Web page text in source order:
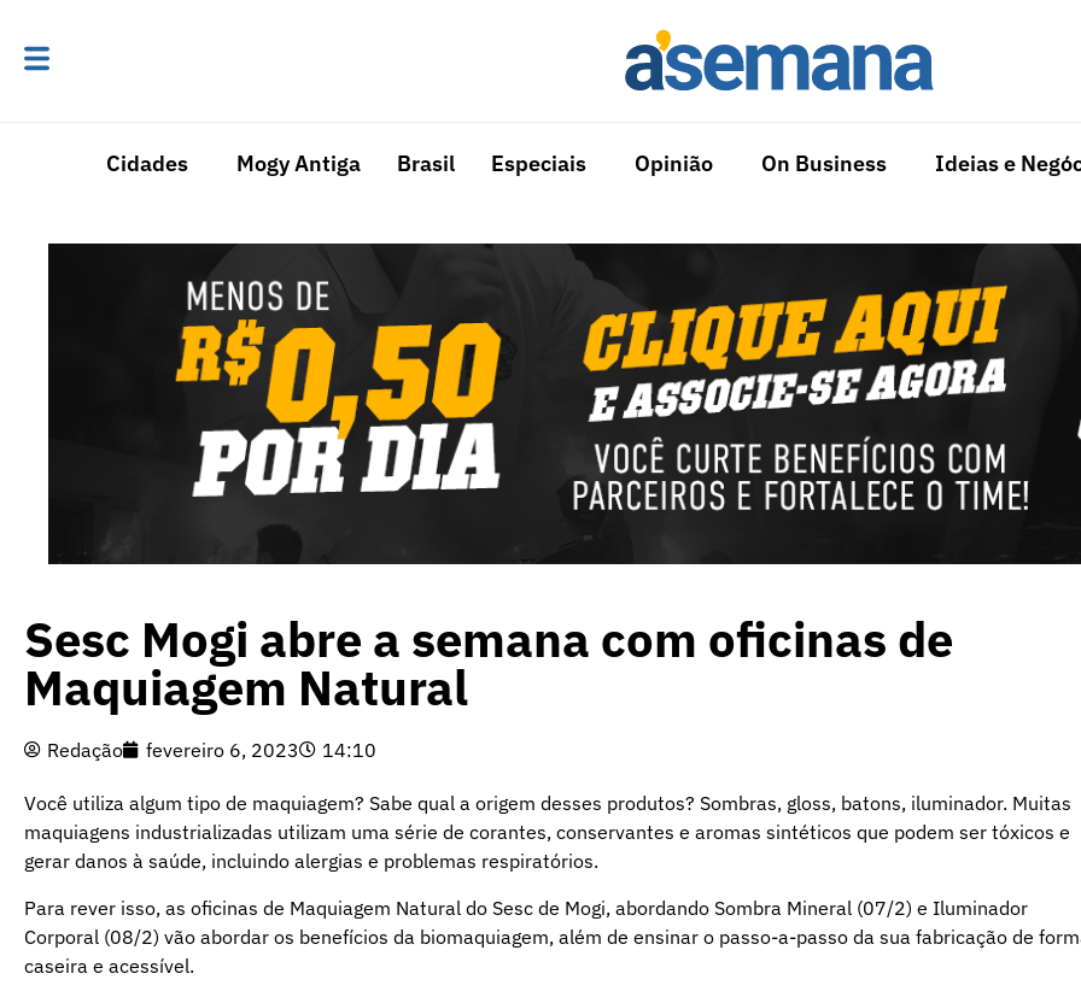
Cidades Mogy Antiga Brasil Especiais Opinião On Business Ideias e
Sesc Mogi abre a semana com oficinas de
Maquiagem Natural
Redação fevereiro 6, 2023 14:10
Você utiliza algum tipo de maquiagem? Sabe qual a origem desses produtos? Sombras, gloss, batons, iluminador. Muitas
maquiagens industrializadas utilizam uma série de corantes, conservantes e aromas sintéticos que podem ser tóxicos e
gerar danos à saúde, incluindo alergias e problemas respiratórios.
Para rever isso, as oficinas de Maquiagem Natural do Sesc de Mogi, abordando Sombra Mineral (07/2) e Iluminador
Corporal (08/2) vão abordar os benefícios da biomaquiagem, além de ensinar o passo-a-passo da sua fabricação de
caseira e acessível.